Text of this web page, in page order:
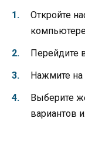
Откройте
Перейдите
Нажмите на
Выберите
вариантов